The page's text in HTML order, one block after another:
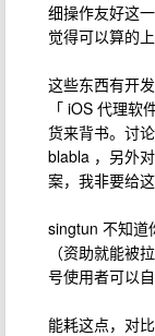
细操作友好这
觉得可以算的
这些东西有开
「 iOS 代理
货来背书。讨
blabla ，另外
案，我非要给
singtun 不知道
（资助就能被
号使用者可以
能耗这点，对